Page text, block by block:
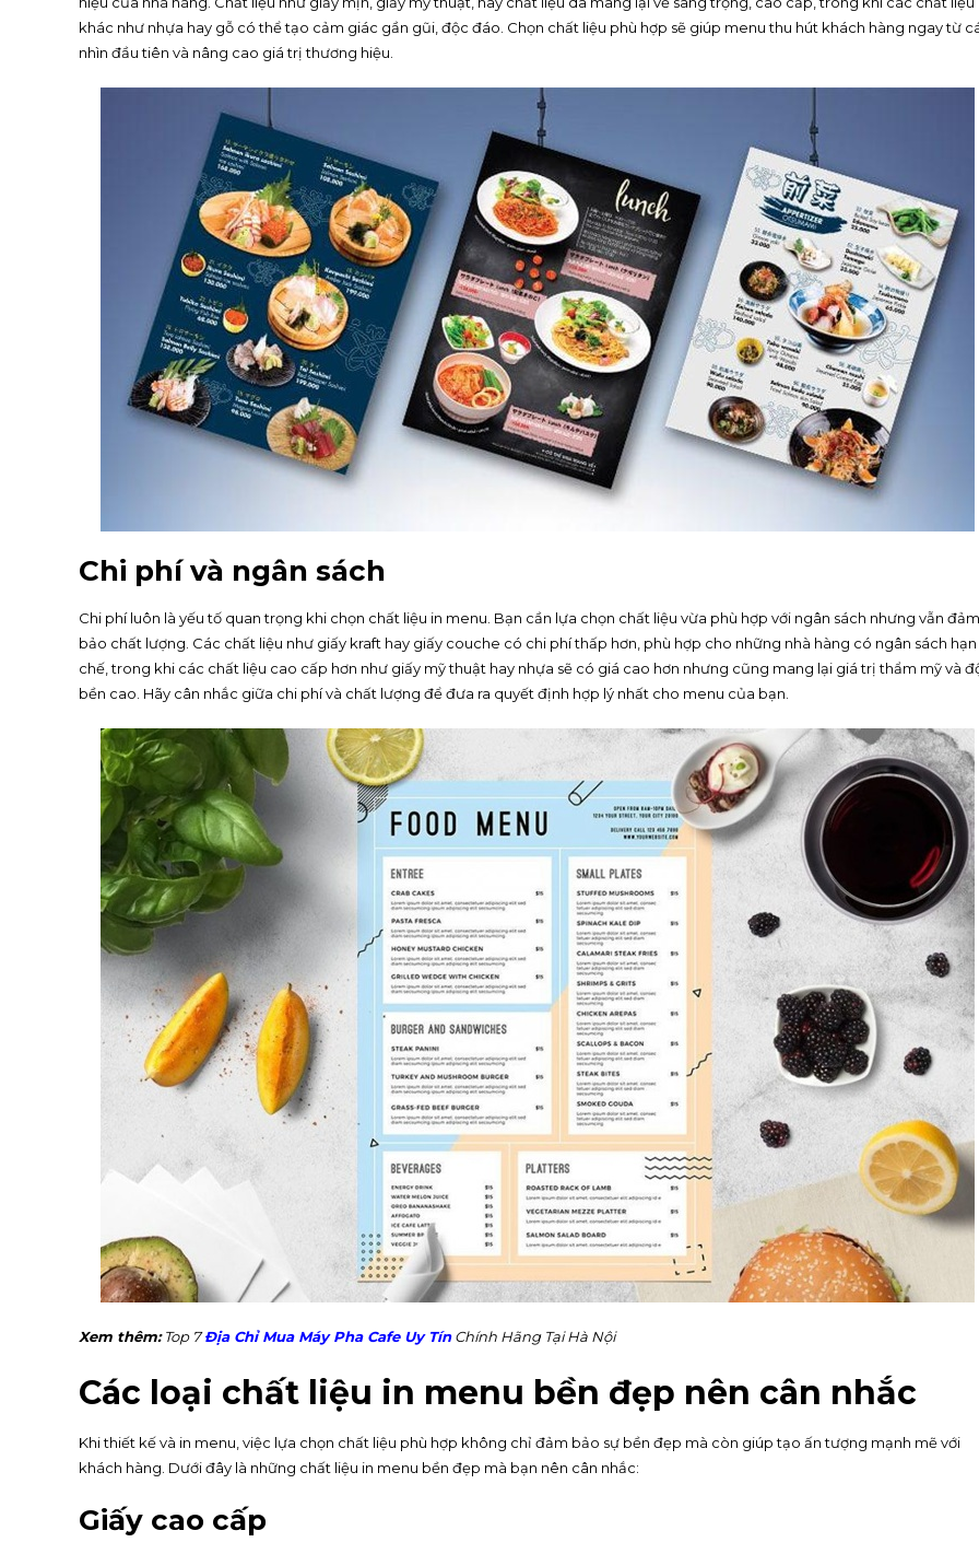
khác như nhựa hay gỗ có thể tạo cảm giác gần gũi, độc đáo. Chọn chất liệu phù hợp sẽ giúp menu thu hút khách hàng ngay từ
nhìn đầu tiên và nâng cao giá trị thương hiệu.
Chi phí và ngân sách
Chi phí luôn là yếu tố quan trọng khi chọn chất liệu in menu. Bạn cần lựa chọn chất liệu vừa phù hợp với ngân sách nhưng vẫn đảm
bảo chất lượng. Các chất liệu như giấy kraft hay giấy couche có chi phí thấp hơn, phù hợp cho những nhà hàng có ngân sách hạn
chế, trong khi các chất liệu cao cấp hơn như giấy mỹ thuật hay nhựa sẽ có giá cao hơn nhưng cũng mang lại giá trị thẩm mỹ và
bền cao. Hãy cân nhắc giữa chi phí và chất lượng để đưa ra quyết định hợp lý nhất cho menu của bạn.
Xem thêm:Top 7Địa Chỉ Mua Máy Pha Cafe Uy TínChính Hãng Tại Hà Nội
Các loại chất liệu in menu bền đẹp nên cân nhắc
Khi thiết kế và in menu, việc lựa chọn chất liệu phù hợp không chỉ đảm bảo sự bền đẹp mà còn giúp tạo ấn tượng mạnh mẽ với
khách hàng. Dưới đây là những chất liệu in menu bền đẹp mà bạn nên cân nhắc:
Giấy cao cấp